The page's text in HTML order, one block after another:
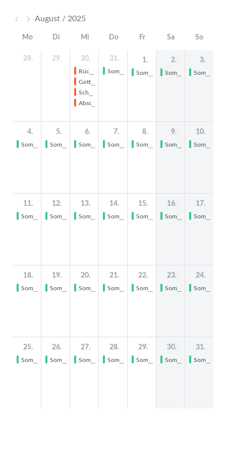
August / 2025
Mo Di Mi Do Fr Sa So
28. 29. 30.
Rücknahme der Zeugnisse durch KL
Gottesdienst
Schulschluss Klassen 1-3
Abschlussfest Klassen 4
31.
Sommerferien
1.
Sommerferien
2.
Sommerferien
3.
Sommerferien
4.
Sommerferien
5.
Sommerferien
6.
Sommerferien
7.
Sommerferien
8.
Sommerferien
9.
Sommerferien
10.
Sommerferien
11.
Sommerferien
12.
Sommerferien
13.
Sommerferien
14.
Sommerferien
15.
Sommerferien
16.
Sommerferien
17.
Sommerferien
18.
Sommerferien
19.
Sommerferien
20.
Sommerferien
21.
Sommerferien
22.
Sommerferien
23.
Sommerferien
24.
Sommerferien
25.
Sommerferien
26.
Sommerferien
27.
Sommerferien
28.
Sommerferien
29.
Sommerferien
30.
Sommerferien
31.
Sommerferien